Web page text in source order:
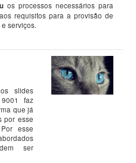
os processos necessários para
requisitos para a provisão de
serviços.
slides
faz
que já
por esse
esse
ser